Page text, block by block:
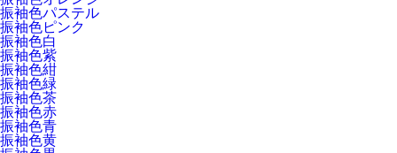
振袖色パステル
振袖色ピンク
振袖色白
振袖色紫
振袖色紺
振袖色緑
振袖色茶
振袖色赤
振袖色青
振袖色黄